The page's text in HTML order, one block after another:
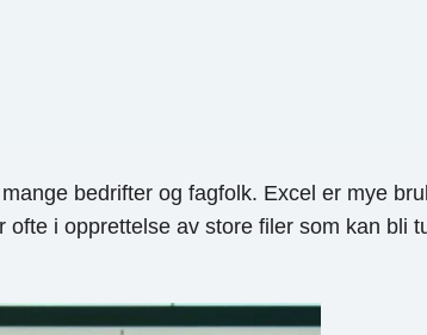
bedrifter og fagfolk. Excel er mye
i opprettelse av store filer som kan bli